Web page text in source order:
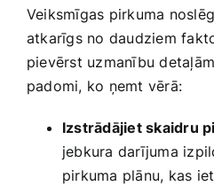
Veiksmīgas pirkuma
atkarīgs no daudziem
pievērst uzmanību
padomi,‌ ko ņemt vērā:
Izstrādājiet skaidru
jebkura darījuma
pirkuma plānu, kas